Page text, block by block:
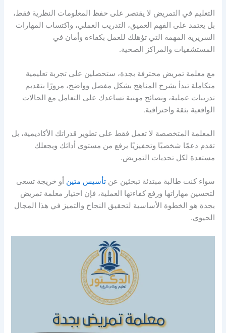
التعليم في التمريض لا يقتصر على حفظ المعلومات النظرية فقط،
بل يعتمد على الفهم العميق، التدريب العملي، واكتساب المهارات
السريرية المهمة التي تؤهلك للعمل بكفاءة وأمان في
المستشفيات والمراكز الصحية.
مع معلمة تمريض محترفة بجدة، ستحصلين على تجربة تعليمية
متكاملة تبدأ بشرح المناهج بشكل مفصل وواضح، مرورًا بتقديم
تدريبات عملية، ونصائح مهنية تساعدك على التعامل مع الحالات
الواقعية بثقة واحترافية.
المعلمة المتخصصة لا تعمل فقط على تطوير قدراتك الأكاديمية، بل
تقدم دعمًا شخصيًا وتحفيزيًا يرفع من مستوى أدائك ويجعلك
مستعدة لكل تحديات التمريض.
سواء كنت طالبة مبتدئة تبحثين عنتأسيس متين أو خريجة تسعى
لتحسين مهاراتها ورفع كفاءتها العملية، فإن اختيار معلمة تمريض
بجدة هو الخطوة الأساسية لتحقيق النجاح والتميز في هذا المجال
الحيوي.